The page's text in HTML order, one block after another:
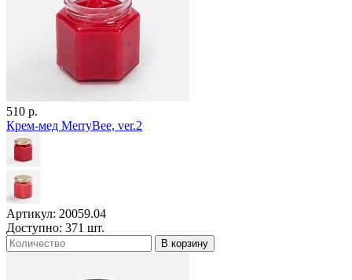
510 р.
Крем-мед MerryBee, ver.2
Артикул: 20059.04
Доступно: 371 шт.
В корзину